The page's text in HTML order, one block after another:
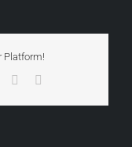
Platform!
Pinterest